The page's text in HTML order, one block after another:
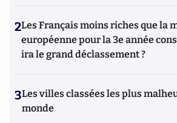
2Les Français moins riches que la
européenne pour la 3e année
ira le grand déclassement ?
3Les villes classées les plus
monde